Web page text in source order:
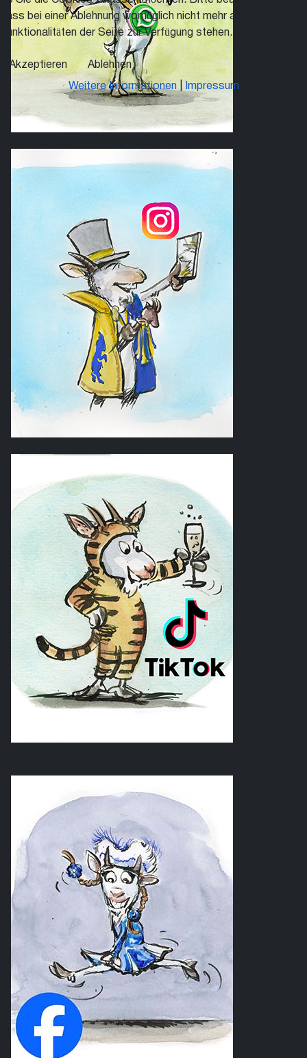
dass bei einer Ablehnung womöglich nicht mehr alle
Funktionalitäten der Seite zur Verfügung stehen.
Akzeptieren Ablehnen
Weitere Informationen| Impressum